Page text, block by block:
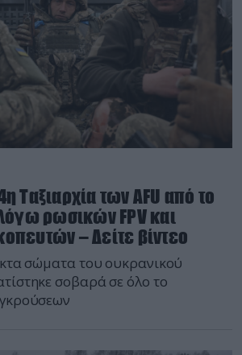
Ταξιαρχία των AFU από το
ρωσικών FPV και
– Δείτε βίντεο
σώματα του ουκρανικού
σοβαρά σε όλο το